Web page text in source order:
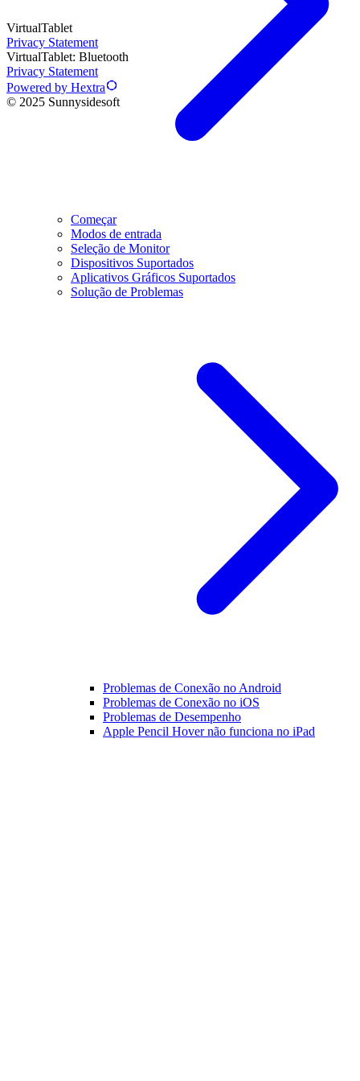
Começar
Modos de entrada
Seleção de Monitor
Dispositivos Suportados
Aplicativos Gráficos Suportados
Solução de Problemas
Problemas de Conexão no Android
Problemas de Conexão no iOS
Problemas de Desempenho
Apple Pencil Hover não funciona no iPad
VirtualTablet
Privacy Statement
VirtualTablet: Bluetooth
Privacy Statement
Powered by Hextra
© 2025 Sunnysidesoft